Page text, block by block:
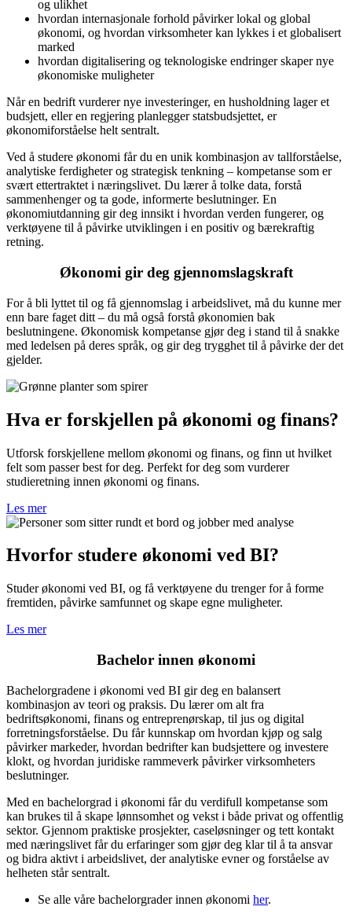
og ulikhet
hvordan internasjonale forhold påvirker lokal og global
økonomi, og hvordan virksomheter kan lykkes i et globalisert
marked
hvordan digitalisering og teknologiske endringer skaper nye
økonomiske muligheter
Når en bedrift vurderer nye investeringer, en husholdning lager et
budsjett, eller en regjering planlegger statsbudsjettet, er
økonomiforståelse helt sentralt.
Ved å studere økonomi får du en unik kombinasjon av tallforståelse,
analytiske ferdigheter og strategisk tenkning – kompetanse som er
svært ettertraktet i næringslivet. Du lærer å tolke data, forstå
sammenhenger og ta gode, informerte beslutninger. En
økonomiutdanning gir deg innsikt i hvordan verden fungerer, og
verktøyene til å påvirke utviklingen i en positiv og bærekraftig
retning.
Økonomi gir deg gjennomslagskraft
For å bli lyttet til og få gjennomslag i arbeidslivet, må du kunne mer
enn bare faget ditt – du må også forstå økonomien bak
beslutningene. Økonomisk kompetanse gjør deg i stand til å snakke
med ledelsen på deres språk, og gir deg trygghet til å påvirke der det
gjelder.
Hva er forskjellen på økonomi og finans?
Utforsk forskjellene mellom økonomi og finans, og finn ut hvilket
felt som passer best for deg. Perfekt for deg som vurderer
studieretning innen økonomi og finans.
Les mer
Hvorfor studere økonomi ved BI?
Studer økonomi ved BI, og få verktøyene du trenger for å forme
fremtiden, påvirke samfunnet og skape egne muligheter.
Les mer
Bachelor innen økonomi
Bachelorgradene i økonomi ved BI gir deg en balansert
kombinasjon av teori og praksis. Du lærer om alt fra
bedriftsøkonomi, finans og entreprenørskap, til jus og digital
forretningsforståelse. Du får kunnskap om hvordan kjøp og salg
påvirker markeder, hvordan bedrifter kan budsjettere og investere
klokt, og hvordan juridiske rammeverk påvirker virksomheters
beslutninger.
Med en bachelorgrad i økonomi får du verdifull kompetanse som
kan brukes til å skape lønnsomhet og vekst i både privat og offentlig
sektor. Gjennom praktiske prosjekter, caseløsninger og tett kontakt
med næringslivet får du erfaringer som gjør deg klar til å ta ansvar
og bidra aktivt i arbeidslivet, der analytiske evner og forståelse av
helheten står sentralt.
Se alle våre bachelorgrader innen økonomi her.